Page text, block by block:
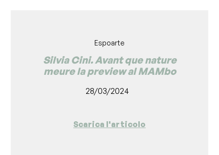
Espoarte
Silvia Cini. Avant que nature
meure la preview al MAMbo
28/03/2024
Scarica l'articolo